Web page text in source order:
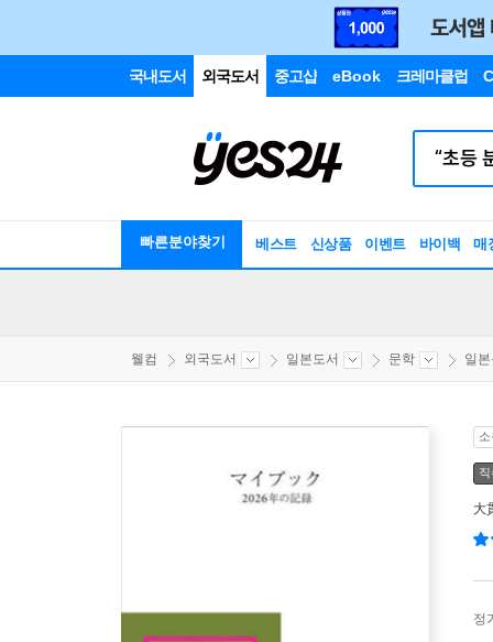
국내도서 외국도서 중고샵 eBook 크레마클럽
빠른분야찾기 베스트 신상품 이벤트 바이백 매
웰컴 외국도서 일본도서 문학 일
大
정